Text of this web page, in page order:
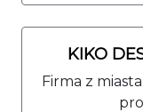
KIKO
Firma z